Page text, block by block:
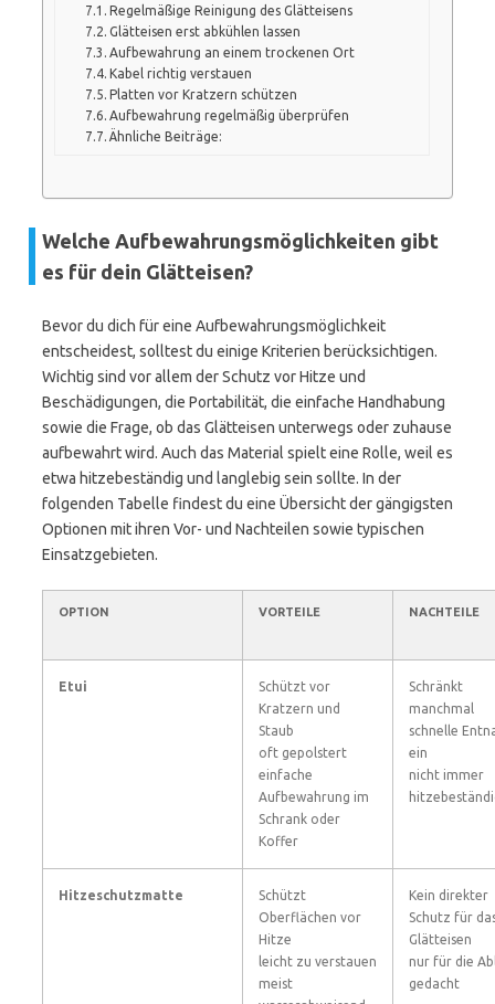
Regelmäßige Reinigung des Glätteisens
Glätteisen erst abkühlen lassen
Aufbewahrung an einem trockenen Ort
Kabel richtig verstauen
Platten vor Kratzern schützen
Aufbewahrung regelmäßig überprüfen
Ähnliche Beiträge:
Welche Aufbewahrungsmöglichkeiten gibt
es für dein Glätteisen?
Bevor du dich für eine Aufbewahrungsmöglichkeit
entscheidest, solltest du einige Kriterien berücksichtigen.
Wichtig sind vor allem der Schutz vor Hitze und
Beschädigungen, die Portabilität, die einfache Handhabung
sowie die Frage, ob das Glätteisen unterwegs oder zuhause
aufbewahrt wird. Auch das Material spielt eine Rolle, weil es
etwa hitzebeständig und langlebig sein sollte. In der
folgenden Tabelle findest du eine Übersicht der gängigsten
Optionen mit ihren Vor- und Nachteilen sowie typischen
Einsatzgebieten.
OPTION VORTEILE NACHTEILE
Etui
Schützt vor
Kratzern und
Staub
oft gepolstert
einfache
Aufbewahrung im
Schrank oder
Koffer
Schränkt
manchmal
schnelle
ein
nicht immer
Hitzeschutzmatte
Schützt
Oberflächen vor
Hitze
leicht zu verstauen
meist
Kein direkter
Schutz für
Glätteisen
nur für die
gedacht